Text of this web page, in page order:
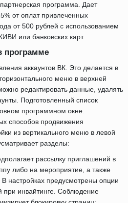
программа. Дает
от оплат привлеченных
от 500 рублей с использованием
или банковских карт.
программе
аккаунтов ВК. Это делается в
меню в верхней
редактировать данные, удалять
Подготовленный список
программном окне.
способов продвижения
из вертикального меню в левой
разделы:
рассылку приглашений в
либо на мероприятие, а также
В настройках предусмотрены опции
при инвайтинге. Соблюдение